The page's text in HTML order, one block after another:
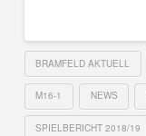
BRAMFELD AKTUELL
M16-1 NEWS
SPIELBERICHT 2018/19